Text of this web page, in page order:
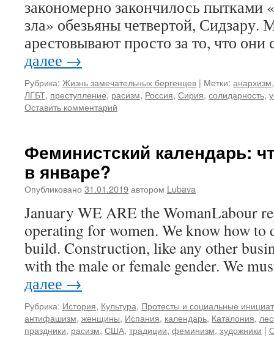
закономерно закончилось
зла» обезьяны четвертой, Сидзару.
арестовывают просто за то, что
далее →
Рубрика: Жизнь замечательных бергенцев | Метки: анархизм
ЛГБТ, преступление, расизм, Россия, Сирия, солидарность,
Оставить комментарий
Феминистский календарь:
в январе?
Опубликовано 31.01.2019автором Lubava
January WE ARE the WomanLabour
operating for women. We know how to
build. Construction, like any other
with the male or female gender. We
далее →
Рубрика: История, Культура, Протесты и социальные
антифашизм, женщины, Испания, календарь, Каталония,
праздники, расизм, США, традиции, феминизм, художники |